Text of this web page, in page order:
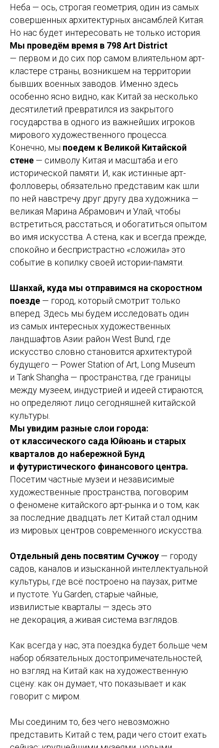
Неба — ось, строгая геометрия, один из самых
совершенных архитектурных ансамблей Китая.
Но нас будет интересовать не только история.
Мы проведём время в 798 Art District
— первом и до сих пор самом влиятельном арт-
кластере страны, возникшем на территории
бывших военных заводов. Именно здесь
особенно ясно видно, как Китай за несколько
десятилетий превратился из закрытого
государства в одного из важнейших игроков
мирового художественного процесса.
Конечно, мы поедем к Великой Китайской
стене — символу Китая и масштаба и его
исторической памяти. И, как истинные арт-
фолловеры, обязательно представим как шли
по ней навстречу друг другу два художника —
великая Марина Абрамович и Улай, чтобы
встретиться, расстаться, и обогатиться опытом
во имя искусства. А стена, как и всегда прежде,
спокойно и беспристрастно «сложила» это
событие в копилку своей истории-памяти.
Шанхай, куда мы отправимся на скоростном
поезде — город, который смотрит только
вперед. Здесь мы будем исследовать один
из самых интересных художественных
ландшафтов Азии: район West Bund, где
искусство словно становится архитектурой
будущего — Power Station of Art, Long Museum
и Tank Shangha — пространства, где границы
между музеем, индустрией и идеей стираются,
но определяют лицо сегодняшней китайской
культуры.
Мы увидим разные слои города:
от классического сада Юйюань и старых
кварталов до набережной Бунд
и футуристического финансового центра.
Посетим частные музеи и независимые
художественные пространства, поговорим
о феномене китайского арт-рынка и о том, как
за последние двадцать лет Китай стал одним
из мировых центров современного искусства.
Отдельный день посвятим Сучжоу — городу
садов, каналов и изысканной интеллектуальной
культуры, где всё построено на паузах, ритме
и пустоте. Yu Garden, старые чайные,
извилистые кварталы — здесь это
не декорация, а живая система взглядов.
Как всегда у нас, эта поездка будет больше чем
набор обязательных достопримечательностей,
но взгляд на Китай как на художественную
сцену: как он думает, что показывает и как
говорит с миром.
Мы соединим то, без чего невозможно
представить Китай с тем, ради чего стоит ехать